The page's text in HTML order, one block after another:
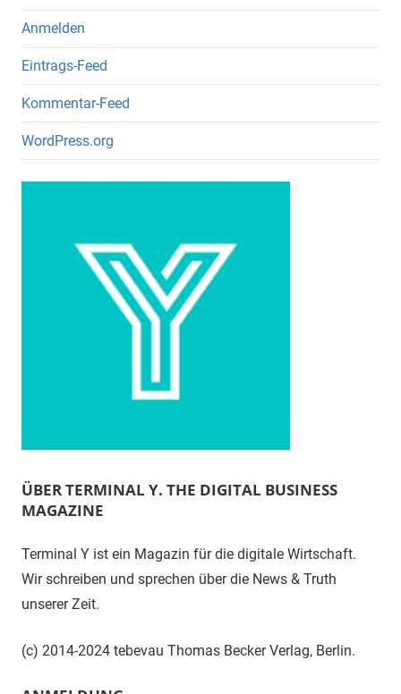
Anmelden
Eintrags-Feed
Kommentar-Feed
WordPress.org
ÜBER TERMINAL Y. THE DIGITAL BUSINESS
MAGAZINE
Terminal Y ist ein Magazin für die digitale Wirtschaft.
Wir schreiben und sprechen über die News & Truth
unserer Zeit.
(c) 2014-2024 tebevau Thomas Becker Verlag, Berlin.